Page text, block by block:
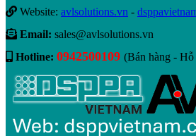
Website: avlsolutions.vn -
Email: sales@avlsolutions.vn
Hotline: 0942500109 (Bán hàng -